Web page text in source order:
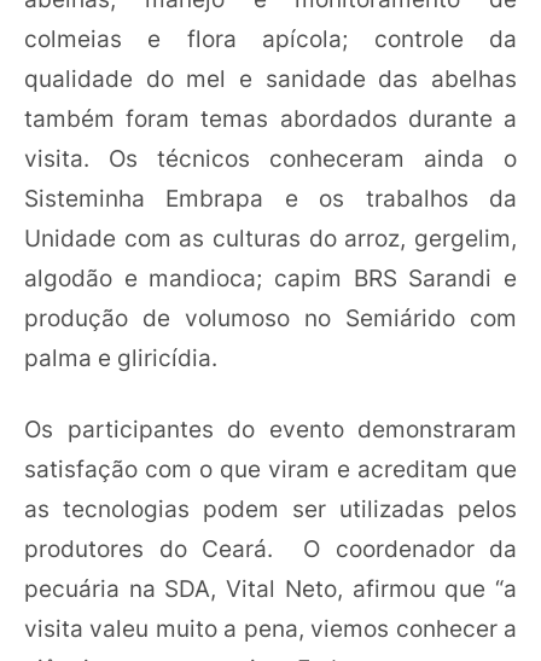
colmeias e flora apícola; controle da
qualidade do mel e sanidade das abelhas
também foram temas abordados durante a
visita. Os técnicos conheceram ainda o
Sisteminha Embrapa e os trabalhos da
Unidade com as culturas do arroz, gergelim,
algodão e mandioca; capim BRS Sarandi e
produção de volumoso no Semiárido com
palma e gliricídia.
Os participantes do evento demonstraram
satisfação com o que viram e acreditam que
as tecnologias podem ser utilizadas pelos
produtores do Ceará. O coordenador da
pecuária na SDA, Vital Neto, afirmou que “a
visita valeu muito a pena, viemos conhecer a